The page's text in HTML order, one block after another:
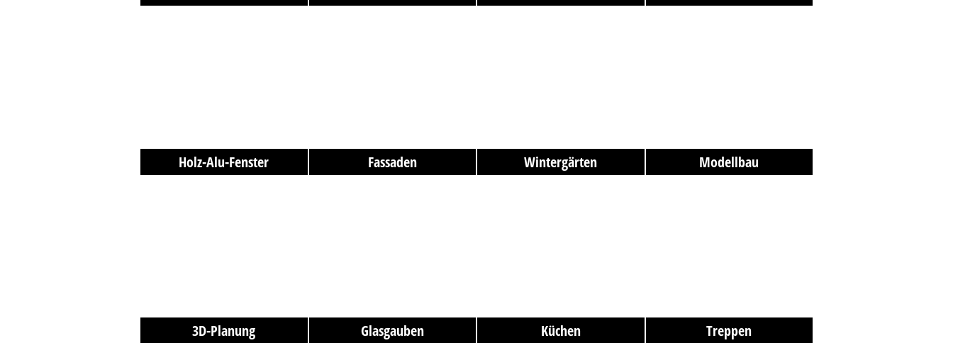
Holz-Alu-Fenster Fassaden Wintergärten Modellbau
3D-Planung Glasgauben Küchen Treppen